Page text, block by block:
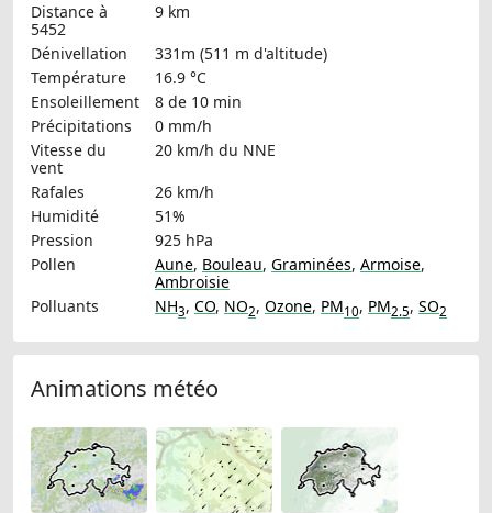
Distance à
5452
9 km
Dénivellation
331m (511 m d'altitude)
Température
16.9 °C
Ensoleillement
8 de 10 min
Précipitations
0 mm/h
Vitesse du
vent
20 km/h du NNE
Rafales
26 km/h
Humidité
51%
Pression
925 hPa
Pollen
Aune, Bouleau, Graminées, Armoise,
Ambroisie
Polluants
NH3, CO, NO2, Ozone, PM10, PM2.5, SO2
Animations météo